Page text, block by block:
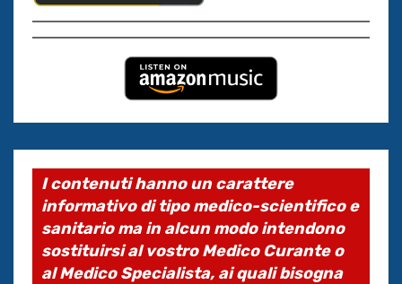
I contenuti hanno un carattere
informativo di tipo medico-scientifico e
sanitario ma in alcun modo intendono
sostituirsi al vostro Medico Curante o
al Medico Specialista, ai quali bisogna